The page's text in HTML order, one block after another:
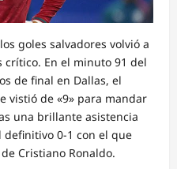
goles salvadores volvió a
crítico. En el minuto 91 del
de final en Dallas, el
vistió de «9» para mandar
una brillante asistencia
definitivo 0-1 con el que
Cristiano Ronaldo.